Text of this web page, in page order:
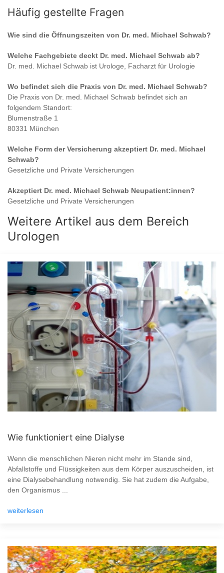
Häufig gestellte Fragen
Wie sind die Öffnungszeiten von Dr. med. Michael Schwab?
Welche Fachgebiete deckt Dr. med. Michael Schwab ab?
Dr. med. Michael Schwab ist Urologe, Facharzt für Urologie
Wo befindet sich die Praxis von Dr. med. Michael Schwab?
Die Praxis von Dr. med. Michael Schwab befindet sich an
folgendem Standort:
Blumenstraße 1
80331 München
Welche Form der Versicherung akzeptiert Dr. med. Michael
Schwab?
Gesetzliche und Private Versicherungen
Akzeptiert Dr. med. Michael Schwab Neupatient:innen?
Gesetzliche und Private Versicherungen
Weitere Artikel aus dem Bereich
Urologen
Wie funktioniert eine Dialyse
Wenn die menschlichen Nieren nicht mehr im Stande sind,
Abfallstoffe und Flüssigkeiten aus dem Körper auszuscheiden, ist
eine Dialysebehandlung notwendig. Sie hat zudem die Aufgabe,
den Organismus ...
weiterlesen